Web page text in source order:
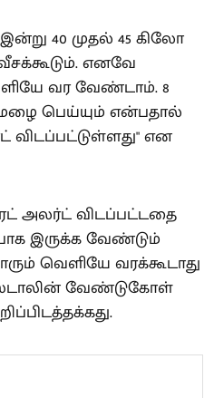
40 முதல் 45 கிலோ
எனவே
வர வேண்டாம். 8
பெய்யும் என்பதால்
என
அலர்ட் விடப்பட்டதை
இருக்க வேண்டும்
வெளியே வரக்கூடாது
வேண்டுகோள்